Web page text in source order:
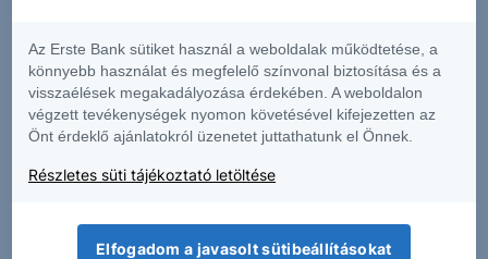
Hívás kért időszaka
Az Erste Bank sütiket használ a weboldalak működtetése, a
könnyebb használat és megfelelő színvonal biztosítása és a
visszaélések megakadályozása érdekében. A weboldalon
végzett tevékenységek nyomon követésével kifejezetten az
Önt érdeklő ajánlatokról üzenetet juttathatunk el Önnek.
Részletes süti tájékoztató letöltése
Elfogadom a javasolt sütibeállításokat